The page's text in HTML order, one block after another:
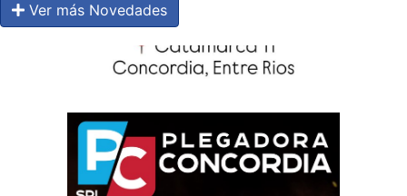
Ver más Novedades